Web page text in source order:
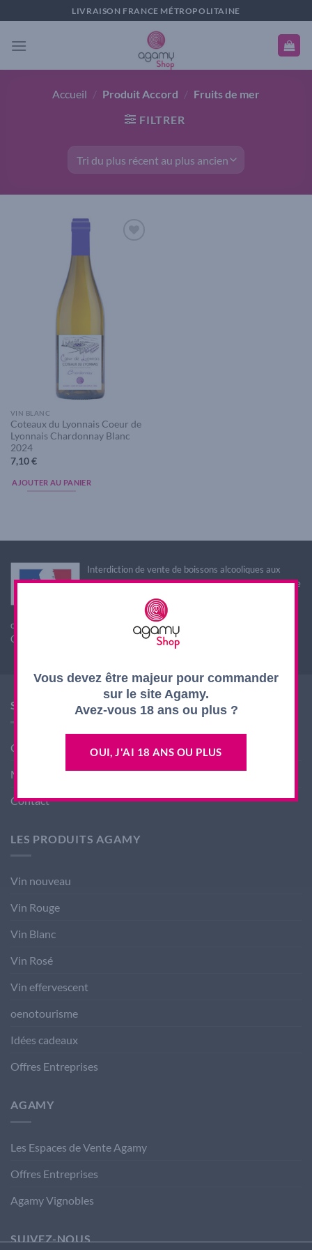
au
contenu
LIVRAISON FRANCE MÉTROPOLITAINE
Accueil / Produit Accord / Fruits de mer
FILTRER
VIN BLANC
Coteaux du Lyonnais Coeur de
Lyonnais Chardonnay Blanc
2024
7,10€
AJOUTER AU PANIER
Interdiction de vente de boissons alcooliques aux
mineurs de moins de 18 ans. La preuve de majorité de
l'acheteur est exigée au moment de la vente en ligne.
L'abus d'alcool est dangereux pour la santé, à
consommer avec modération
CODE DE LA SANTE PUBLIQUE, ART. L. 3342-1 et L. 3353-3
SHOP AGAMY
Conditions générales de ventes
Mentions légales
Contact
LES PRODUITS AGAMY
Vin nouveau
Vin Rouge
Vin Blanc
Vin Rosé
Vin effervescent
oenotourisme
Idées cadeaux
Offres Entreprises
AGAMY
Les Espaces de Vente Agamy
Offres Entreprises
Agamy Vignobles
SUIVEZ-NOUS
Vous devez être majeur pour commander
sur le site Agamy.
Avez-vous 18 ans ou plus ?
OUI, J'AI 18 ANS OU PLUS